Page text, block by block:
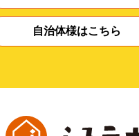
自治体様はこちら